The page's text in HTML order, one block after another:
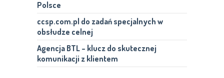
Polsce
ccsp.com.pl do zadań specjalnych w
obsłudze celnej
Agencja BTL – klucz do skutecznej
komunikacji z klientem